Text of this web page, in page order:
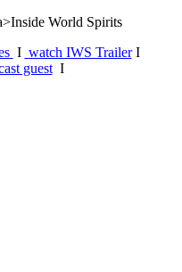
World Spirits
I watch IWS TrailerI
guestI